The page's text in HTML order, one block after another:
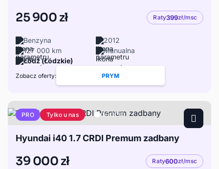
25 900 zł Raty399zł/msc
Benzyna
2012
127 000 km
Manualna
Łódź (Łódzkie)
Zobacz oferty: PRYM
PRO Tylko u nas
Hyundai i40 1.7 CRDI Premum zadbany
39 000 zł Raty600zł/msc